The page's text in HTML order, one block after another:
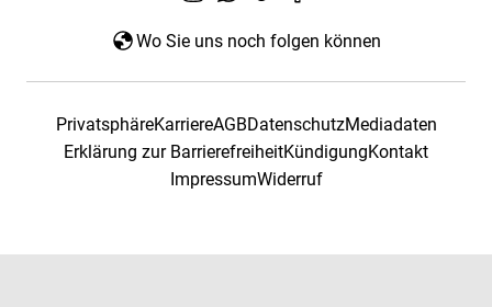
Wo Sie uns noch folgen können
PrivatsphäreKarriereAGBDatenschutzMediadaten
Erklärung zur BarrierefreiheitKündigungKontakt
ImpressumWiderruf